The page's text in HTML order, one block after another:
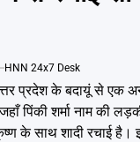
HNN 24x7 Desk
प्रदेश के बदायूं से एक
पिंकी शर्मा नाम की
के साथ शादी रचाई है।